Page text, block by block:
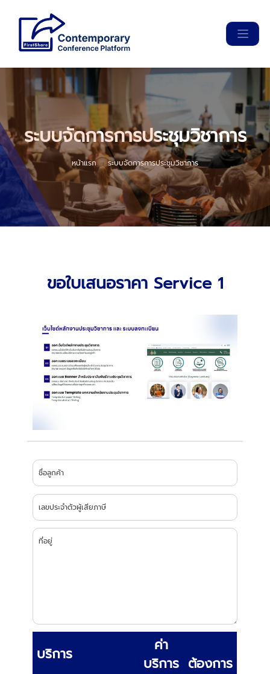
ระบบจัดการการประชุมวิชาการ
หน้าแรก ระบบจัดการการประชุมวิชาการ
ขอใบเสนอราคา Service 1
ชื่อลูกค้า
เลขประจำตัวผู้เสียภาษี
ที่อยู่
บริการ
ค่า
บริการ ต้องการ